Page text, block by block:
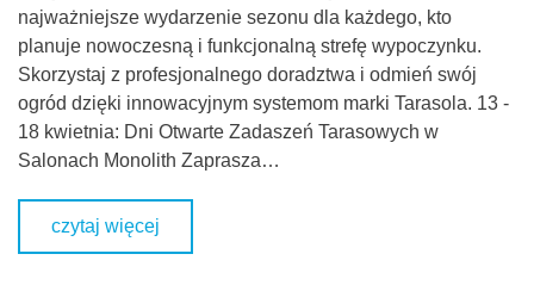
najważniejsze wydarzenie sezonu dla każdego, kto
planuje nowoczesną i funkcjonalną strefę wypoczynku.
Skorzystaj z profesjonalnego doradztwa i odmień swój
ogród dzięki innowacyjnym systemom marki Tarasola. 13 -
18 kwietnia: Dni Otwarte Zadaszeń Tarasowych w
Salonach Monolith Zaprasza…
czytaj więcej